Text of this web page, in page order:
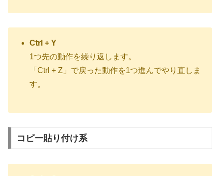
Ctrl + Y
1つ先の動作を繰り返します。
「Ctrl + Z」で戻った動作を1つ進んでやり直しま
す。
コピー貼り付け系